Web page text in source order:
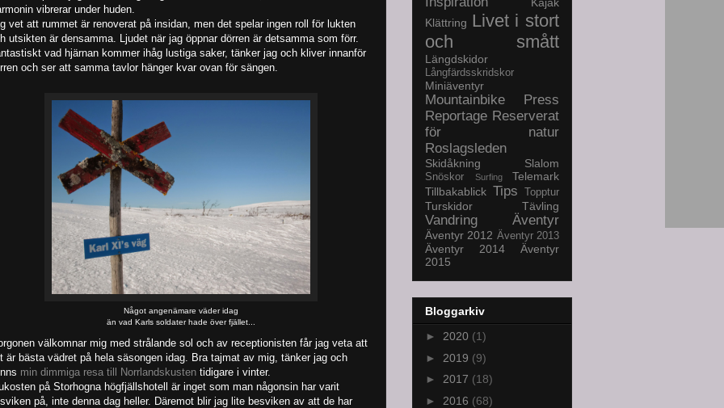
vibrerar under huden.
vet att rummet är renoverat på insidan, men det spelar ingen roll för lukten
utsikten är densamma. Ljudet när jag öppnar dörren är detsamma som förr.
vad hjärnan kommer ihåg lustiga saker, tänker jag och kliver innanför
och ser att samma tavlor hänger kvar ovan för sängen.
Något angenämare väder idag
än vad Karls soldater hade över fjället...
välkomnar mig med strålande sol och av receptionisten får jag veta att
är bästa vädret på hela säsongen idag. Bra tajmat av mig, tänker jag och
min dimmiga resa till Norrlandskusten tidigare i vinter.
på Storhogna högfjällshotell är inget som man någonsin har varit
på, inte denna dag heller. Däremot blir jag lite besviken av att de har
Klättring Livet i stort
och smått
Längdskidor
Långfärdsskridskor
Miniäventyr
Mountainbike
Press
Reportage Reserverat
för natur
Roslagsleden
Skidåkning Slalom
Snöskor Surfing
Telemark
Tillbakablick Tips Topptur
Turskidor Tävling
Vandring Äventyr
Äventyr 2012 Äventyr 2013
Äventyr 2014
Äventyr
2015
Bloggarkiv
► 2020 (1)
► 2019 (9)
► 2017 (18)
► 2016 (68)